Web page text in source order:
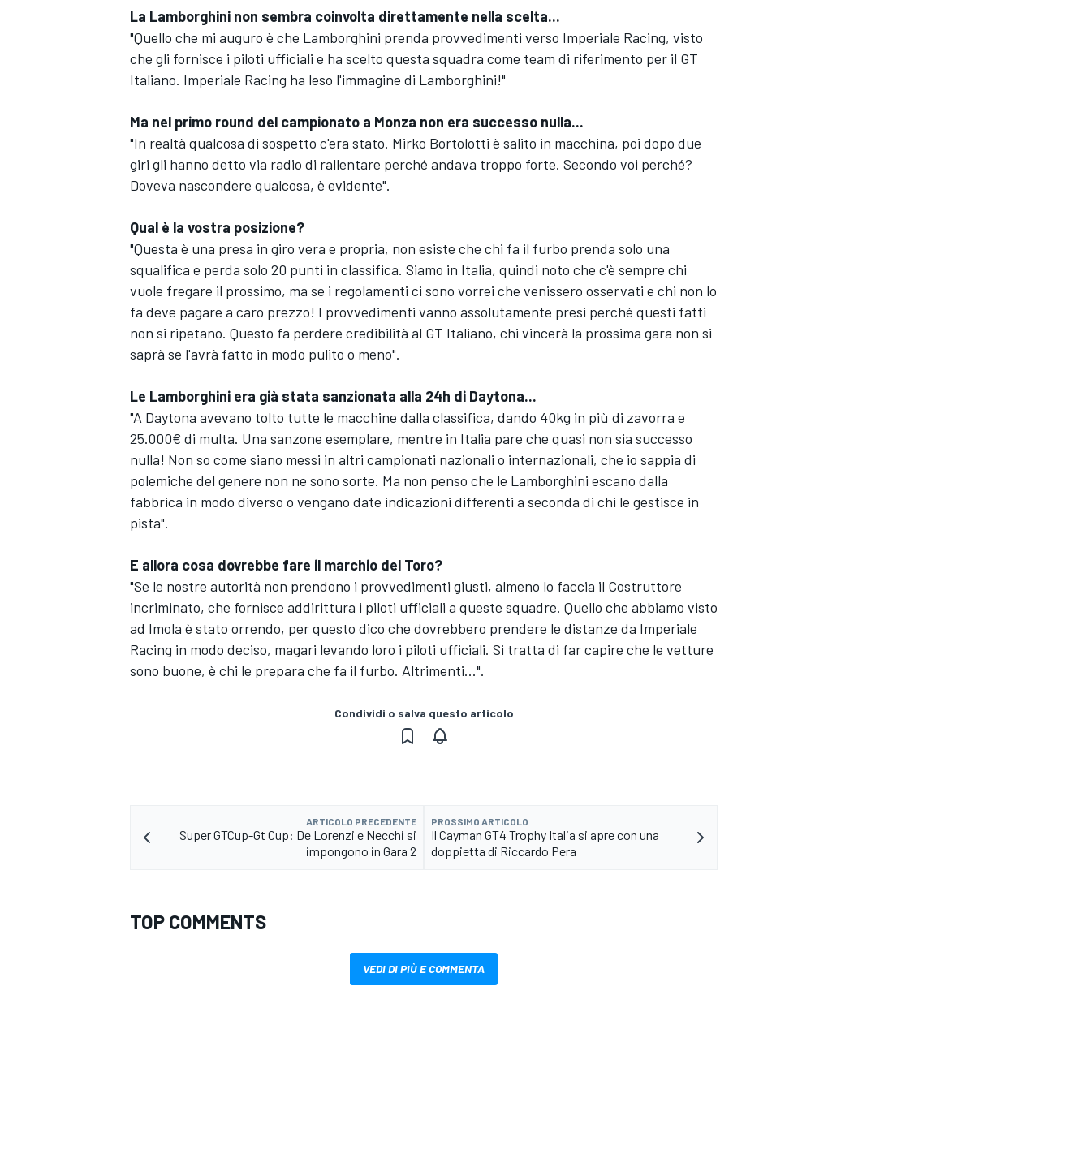
La Lamborghini non sembra coinvolta direttamente nella scelta...
"Quello che mi auguro è che Lamborghini prenda provvedimenti verso Imperiale Racing, visto
che gli fornisce i piloti ufficiali e ha scelto questa squadra come team di riferimento per il GT
Italiano. Imperiale Racing ha leso l'immagine di Lamborghini!"
Ma nel primo round del campionato a Monza non era successo nulla...
"In realtà qualcosa di sospetto c'era stato. Mirko Bortolotti è salito in macchina, poi dopo due
giri gli hanno detto via radio di rallentare perché andava troppo forte. Secondo voi perché?
Doveva nascondere qualcosa, è evidente".
Qual è la vostra posizione?
"Questa è una presa in giro vera e propria, non esiste che chi fa il furbo prenda solo una
squalifica e perda solo 20 punti in classifica. Siamo in Italia, quindi noto che c'è sempre chi
vuole fregare il prossimo, ma se i regolamenti ci sono vorrei che venissero osservati e chi non lo
fa deve pagare a caro prezzo! I provvedimenti vanno assolutamente presi perché questi fatti
non si ripetano. Questo fa perdere credibilità al GT Italiano, chi vincerà la prossima gara non si
saprà se l'avrà fatto in modo pulito o meno".
Le Lamborghini era già stata sanzionata alla 24h di Daytona...
"A Daytona avevano tolto tutte le macchine dalla classifica, dando 40kg in più di zavorra e
25.000€ di multa. Una sanzone esemplare, mentre in Italia pare che quasi non sia successo
nulla! Non so come siano messi in altri campionati nazionali o internazionali, che io sappia di
polemiche del genere non ne sono sorte. Ma non penso che le Lamborghini escano dalla
fabbrica in modo diverso o vengano date indicazioni differenti a seconda di chi le gestisce in
pista".
E allora cosa dovrebbe fare il marchio del Toro?
"Se le nostre autorità non prendono i provvedimenti giusti, almeno lo faccia il Costruttore
incriminato, che fornisce addirittura i piloti ufficiali a queste squadre. Quello che abbiamo visto
ad Imola è stato orrendo, per questo dico che dovrebbero prendere le distanze da Imperiale
Racing in modo deciso, magari levando loro i piloti ufficiali. Si tratta di far capire che le vetture
sono buone, è chi le prepara che fa il furbo. Altrimenti...".
Condividi o salva questo articolo
ARTICOLO PRECEDENTE
Super GTCup-Gt Cup: De Lorenzi e Necchi si
impongono in Gara 2
PROSSIMO ARTICOLO
Il Cayman GT4 Trophy Italia si apre con una
doppietta di Riccardo Pera
TOP COMMENTS
VEDI DI PIÙ E COMMENTA